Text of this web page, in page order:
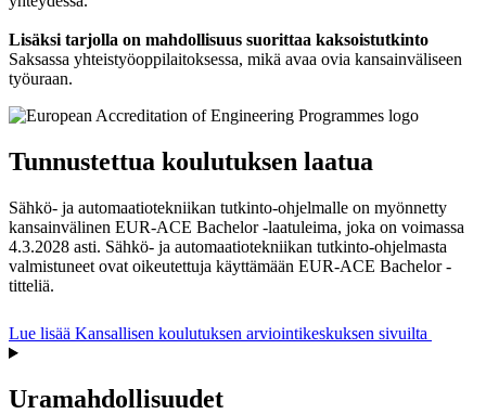
Lisäksi tarjolla on mahdollisuus suorittaa kaksoistutkinto
Saksassa yhteistyöoppilaitoksessa, mikä avaa ovia kansainväliseen
työuraan.
Tunnustettua koulutuksen laatua
Sähkö- ja automaatiotekniikan tutkinto-ohjelmalle on myönnetty
kansainvälinen EUR-ACE Bachelor -laatuleima, joka on voimassa
4.3.2028 asti. Sähkö- ja automaatiotekniikan tutkinto-ohjelmasta
valmistuneet ovat oikeutettuja käyttämään EUR-ACE Bachelor -
titteliä.
Lue lisää Kansallisen koulutuksen arviointikeskuksen sivuilta
Uramahdollisuudet